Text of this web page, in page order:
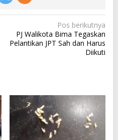
Pos berikutnya
PJ Walikota Bima Tegaskan
Pelantikan JPT Sah dan Harus
Diikuti